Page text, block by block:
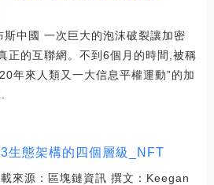
中國 一次巨大的泡沫破裂讓加密
正的互聯網。不到6個月的時間,被稱
年來人類又一大信息平權運動”的加
生態架構的四個層級_NFT
來源：區塊鏈資訊 撰文：Keegan